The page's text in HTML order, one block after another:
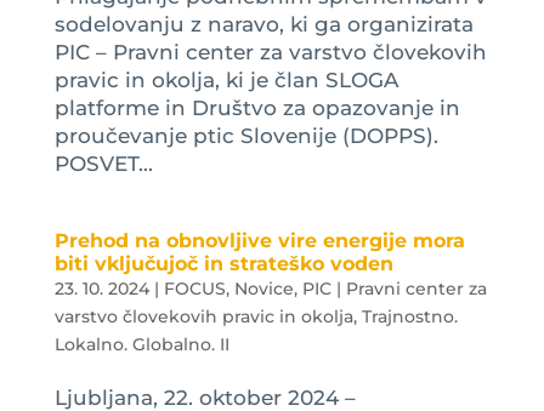
sodelovanju z naravo, ki ga organizirata
PIC – Pravni center za varstvo človekovih
pravic in okolja, ki je član SLOGA
platforme in Društvo za opazovanje in
proučevanje ptic Slovenije (DOPPS).
POSVET...
Prehod na obnovljive vire energije mora
biti vključujoč in strateško voden
23. 10. 2024| FOCUS, Novice, PIC | Pravni center za
varstvo človekovih pravic in okolja, Trajnostno.
Lokalno. Globalno. II
Ljubljana, 22. oktober 2024 –